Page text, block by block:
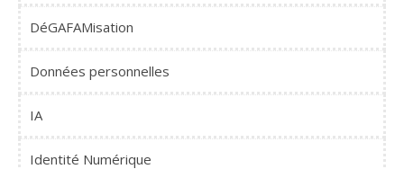
DéGAFAMisation
Données personnelles
IA
Identité Numérique